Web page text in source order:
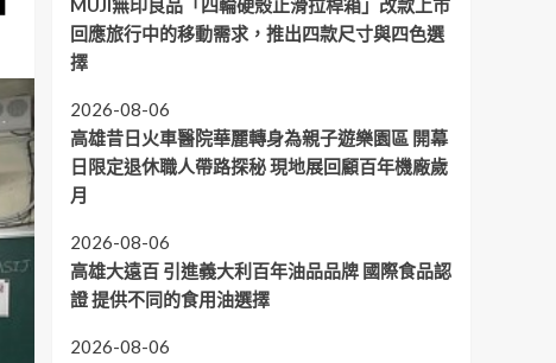
MUJI無印良品「四輪硬殼止滑拉桿箱」改款上市
回應旅行中的移動需求，推出四款尺寸與四色選
擇
2026-08-06
高雄昔日火車醫院華麗轉身為親子遊樂園區 開幕
日限定退休職人帶路探秘 現地展回顧百年機廠歲
月
2026-08-06
高雄大遠百 引進義大利百年油品品牌 國際食品認
證 提供不同的食用油選擇
2026-08-06